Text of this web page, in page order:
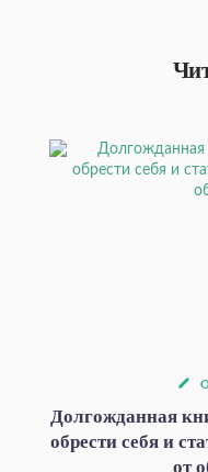
Долгожданная
обрести себя и
от